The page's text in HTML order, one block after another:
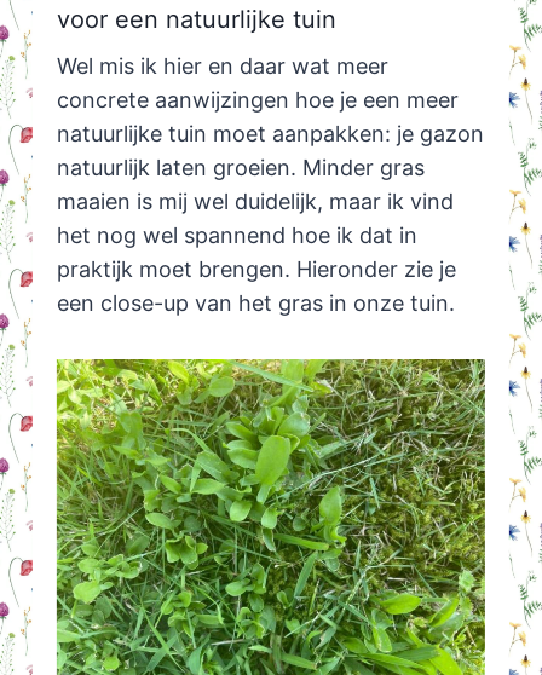
voor een natuurlijke tuin
Wel mis ik hier en daar wat meer
concrete aanwijzingen hoe je een meer
natuurlijke tuin moet aanpakken: je gazon
natuurlijk laten groeien. Minder gras
maaien is mij wel duidelijk, maar ik vind
het nog wel spannend hoe ik dat in
praktijk moet brengen. Hieronder zie je
een close-up van het gras in onze tuin.